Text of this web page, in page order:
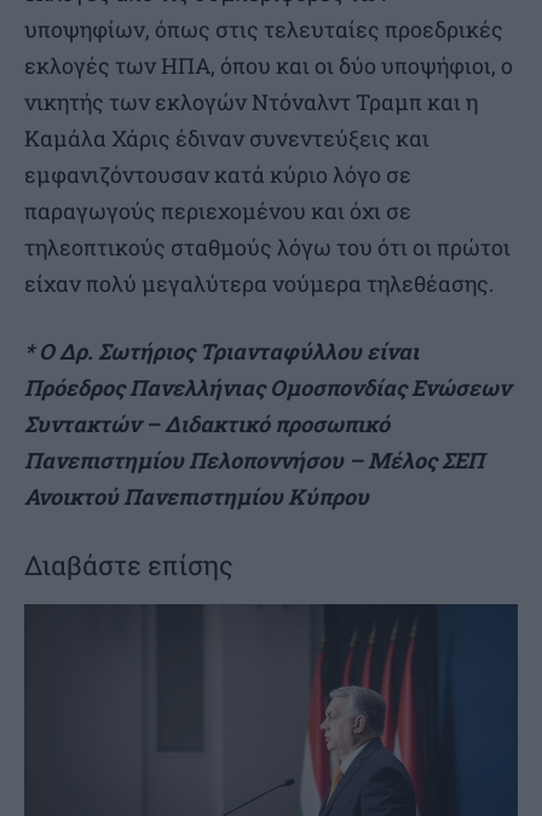
υποψηφίων, όπως στις τελευταίες προεδρικές
εκλογές των ΗΠΑ, όπου και οι δύο υποψήφιοι, ο
νικητής των εκλογών Ντόναλντ Τραμπ και η
Καμάλα Χάρις έδιναν συνεντεύξεις και
εμφανιζόντουσαν κατά κύριο λόγο σε
παραγωγούς περιεχομένου και όχι σε
τηλεοπτικούς σταθμούς λόγω του ότι οι πρώτοι
είχαν πολύ μεγαλύτερα νούμερα τηλεθέασης.
* Ο Δρ. Σωτήριος Τριανταφύλλου είναι
Πρόεδρος Πανελλήνιας Ομοσπονδίας Ενώσεων
Συντακτών – Διδακτικό προσωπικό
Πανεπιστημίου Πελοποννήσου – Μέλος ΣΕΠ
Ανοικτού Πανεπιστημίου Κύπρου
Διαβάστε επίσης